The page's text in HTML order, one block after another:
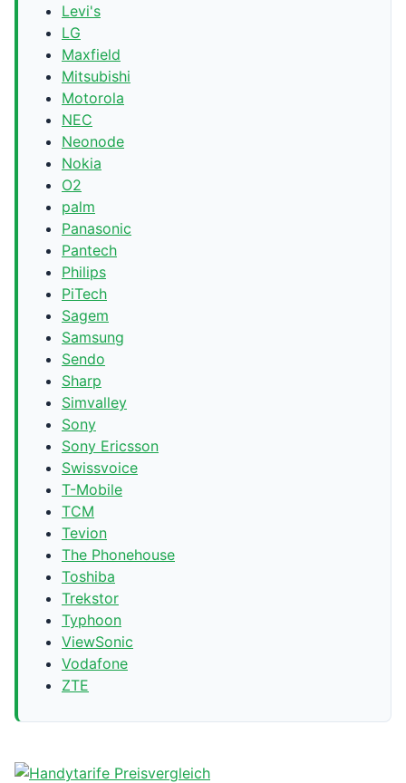
Levi's
LG
Maxfield
Mitsubishi
Motorola
NEC
Neonode
Nokia
O2
palm
Panasonic
Pantech
Philips
PiTech
Sagem
Samsung
Sendo
Sharp
Simvalley
Sony
Sony Ericsson
Swissvoice
T-Mobile
TCM
Tevion
The Phonehouse
Toshiba
Trekstor
Typhoon
ViewSonic
Vodafone
ZTE